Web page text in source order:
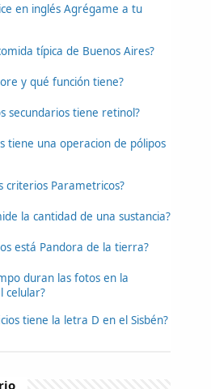
en inglés Agrégame a tu
típica de Buenos Aires?
y qué función tiene?
secundarios tiene retinol?
tiene una operacion de pólipos
criterios Parametricos?
la cantidad de una sustancia?
está Pandora de la tierra?
duran las fotos en la
celular?
tiene la letra D en el Sisbén?